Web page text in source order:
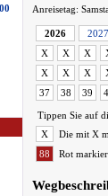
Anreisetag:
2026
2027
X
X X
X
X X
37
38 39
Tippen Sie auf
X
Die mit X
88
Rot